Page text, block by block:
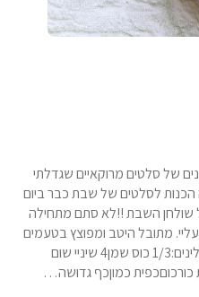
של סלטים מרוקאיים שגדלתי
לסלטים של שבת כבר ביום
סוגי סלטים על שולחן השבת !!לא סתם מתחילה
מתובל היטב ומפוצץ בטעמים
המרכיבים:2-3 יח' חצילים גדולים תבלינים:1/3 כוס שמן4 שיניי שום
כמוןכף גדושה…